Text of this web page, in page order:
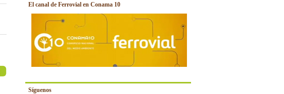
El canal de Ferrovial en Conama 10
Síguenos